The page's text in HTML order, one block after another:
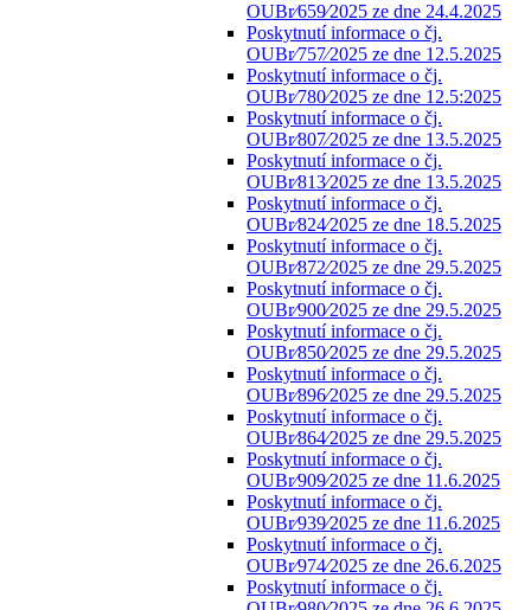
OUBr⁄659⁄2025 ze dne 24.4.2025
Poskytnutí informace o čj.
OUBr⁄757⁄2025 ze dne 12.5.2025
Poskytnutí informace o čj.
OUBr⁄780⁄2025 ze dne 12.5:2025
Poskytnutí informace o čj.
OUBr⁄807⁄2025 ze dne 13.5.2025
Poskytnutí informace o čj.
OUBr⁄813⁄2025 ze dne 13.5.2025
Poskytnutí informace o čj.
OUBr⁄824⁄2025 ze dne 18.5.2025
Poskytnutí informace o čj.
OUBr⁄872⁄2025 ze dne 29.5.2025
Poskytnutí informace o čj.
OUBr⁄900⁄2025 ze dne 29.5.2025
Poskytnutí informace o čj.
OUBr⁄850⁄2025 ze dne 29.5.2025
Poskytnutí informace o čj.
OUBr⁄896⁄2025 ze dne 29.5.2025
Poskytnutí informace o čj.
OUBr⁄864⁄2025 ze dne 29.5.2025
Poskytnutí informace o čj.
OUBr⁄909⁄2025 ze dne 11.6.2025
Poskytnutí informace o čj.
OUBr⁄939⁄2025 ze dne 11.6.2025
Poskytnutí informace o čj.
OUBr⁄974⁄2025 ze dne 26.6.2025
Poskytnutí informace o čj.